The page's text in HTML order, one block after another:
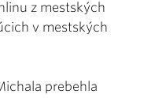
z mestských
v mestských
prebehla